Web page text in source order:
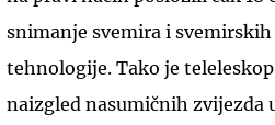
snimanje svemira i
tehnologije. Tako je
naizgled nasumičnih zvijezda